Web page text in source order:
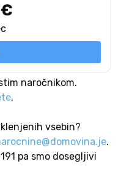
naročnikom.
.
vsebin?
.
pa smo dosegljivi